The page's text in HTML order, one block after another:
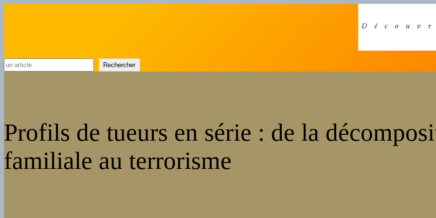
Rechercher
Profils de tueurs en série : de la
familiale au terrorisme